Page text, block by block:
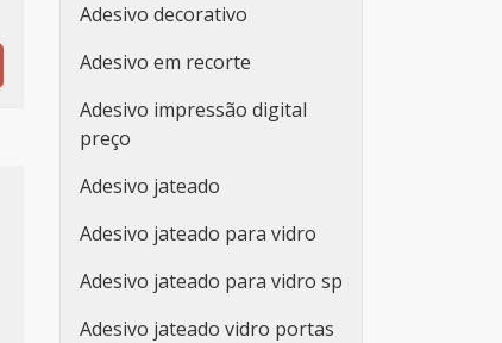
Adesivo decorativo
Adesivo em recorte
Adesivo impressão digital
preço
Adesivo jateado
Adesivo jateado para vidro
Adesivo jateado para vidro sp
Adesivo jateado vidro portas